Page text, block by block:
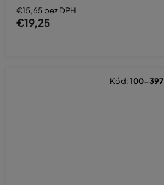
€15,65 bez DPH
€19,25
Kód:100-397